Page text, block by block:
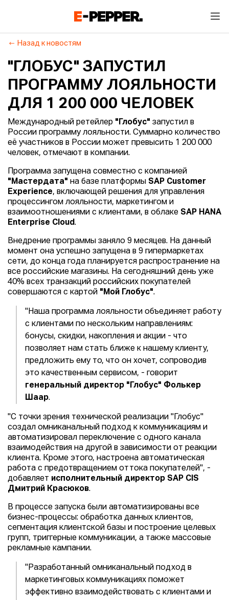
Назад к новостям
"ГЛОБУС" ЗАПУСТИЛ
ПРОГРАММУ ЛОЯЛЬНОСТИ
ДЛЯ 1 200 000 ЧЕЛОВЕК
Международный ретейлер "Глобус" запустил в
России программу лояльности. Суммарно количество
её участников в России может превысить 1 200 000
человек, отмечают в компании.
Программа запущена совместно с компанией
"Мастердата" на базе платформы SAP Customer
Experience, включающей решения для управления
процессингом лояльности, маркетингом и
взаимоотношениями с клиентами, в облаке SAP HANA
Enterprise Cloud.
Внедрение программы заняло 9 месяцев. На данный
момент она успешно запущена в 9 гипермаркетах
сети, до конца года планируется распространение на
все российские магазины. На сегодняшний день уже
40% всех транзакций российских покупателей
совершаются с картой "Мой Глобус".
"Наша программа лояльности объединяет работу
с клиентами по нескольким направлениям:
бонусы, скидки, накопления и акции - что
позволяет нам стать ближе к нашему клиенту,
предложить ему то, что он хочет, сопроводив
это качественным сервисом, - говорит
генеральный директор "Глобус" Фолькер
Шаар.
"С точки зрения технической реализации "Глобус"
создал омниканальный подход к коммуникациям и
автоматизировал переключение с одного канала
взаимодействия на другой в зависимости от реакции
клиента. Кроме этого, настроена автоматическая
работа с предотвращением оттока покупателей", -
добавляет исполнительный директор SAP CIS
Дмитрий Красюков.
В процессе запуска были автоматизированы все
бизнес-процессы: обработка данных клиентов,
сегментация клиентской базы и построение целевых
групп, триггерные коммуникации, а также массовые
рекламные кампании.
"Разработанный омниканальный подход в
маркетинговых коммуникациях поможет
эффективно взаимодействовать с клиентами и